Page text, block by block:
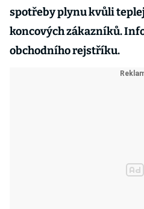
spotřeby plynu kvůli
koncových zákazníků.
obchodního rejstříku.